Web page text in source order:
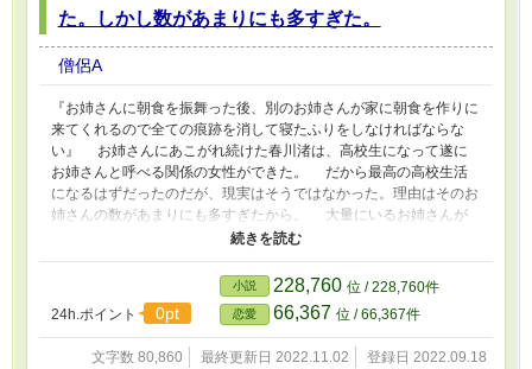
た。しかし数があまりにも多すぎた。
僧侶A
『お姉さんに朝食を振舞った後、別のお姉さんが家に朝食を作りに
来てくれるので全ての痕跡を消して寝たふりをしなければならな
い』 お姉さんにあこがれ続けた春川渚は、高校生になって遂に
お姉さんと呼べる関係の女性ができた。 だから最高の高校生活
になるはずだったのだが、現実はそうではなかった。理由はそのお
姉さんの数があまりにも多すぎたから。 大量にいるお姉さんが
それぞれ春川渚の事を振り回してくる為、休む暇が全くないのだ。
しんどいなら断れば良いだけなのだが、お姉さんの言う事は絶対
だと春川渚は全てを断らず、全力で取り組んでしまう。
24h.ポイント 0pt
小説 228,760 位 / 228,760件
恋愛 66,367 位 / 66,367件
文字数 80,860 最終更新日 2022.11.02 登録日 2022.09.18